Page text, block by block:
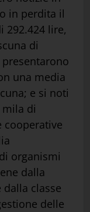
in perdita il
292.424 lire,
di
presentarono
una media
e si noti
mila di
cooperative
organismi
dalla
classe
delle